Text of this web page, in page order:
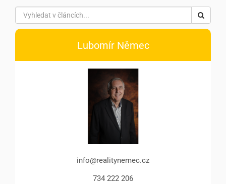
Lubomír Němec
info@realitynemec.cz
734 222 206